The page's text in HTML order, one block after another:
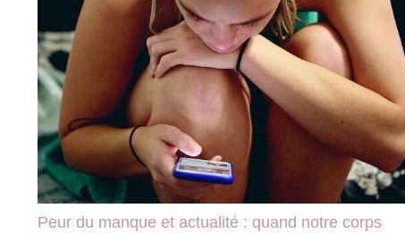
Peur du manque et actualité : quand notre corps